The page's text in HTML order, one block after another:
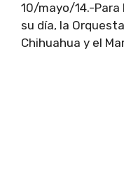
10/mayo/14.-Para
su día, la
Chihuahua y el